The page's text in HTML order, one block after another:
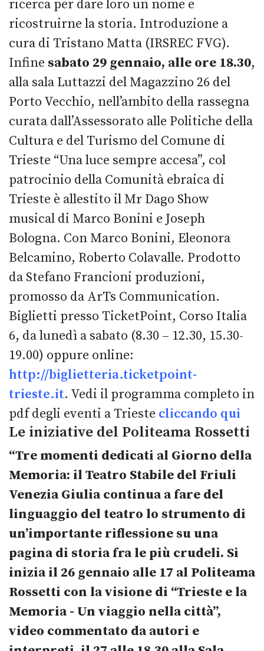
ricerca per dare loro un nome e
ricostruirne la storia. Introduzione a
cura di Tristano Matta (IRSREC FVG).
Infine sabato 29 gennaio, alle ore 18.30,
alla sala Luttazzi del Magazzino 26 del
Porto Vecchio, nell’ambito della rassegna
curata dall’Assessorato alle Politiche della
Cultura e del Turismo del Comune di
Trieste “Una luce sempre accesa”, col
patrocinio della Comunità ebraica di
Trieste è allestito il Mr Dago Show
musical di Marco Bonini e Joseph
Bologna. Con Marco Bonini, Eleonora
Belcamino, Roberto Colavalle. Prodotto
da Stefano Francioni produzioni,
promosso da ArTs Communication.
Biglietti presso TicketPoint, Corso Italia
6, da lunedì a sabato (8.30 – 12.30, 15.30-
19.00) oppure online:
http://biglietteria.ticketpoint-
trieste.it. Vedi il programma completo in
pdf degli eventi a Trieste cliccando qui
Le iniziative del Politeama Rossetti
“Tre momenti dedicati al Giorno della
Memoria: il Teatro Stabile del Friuli
Venezia Giulia continua a fare del
linguaggio del teatro lo strumento di
un’importante riflessione su una
pagina di storia fra le più crudeli. Si
inizia il 26 gennaio alle 17 al Politeama
Rossetti con la visione di “Trieste e la
Memoria - Un viaggio nella città”,
video commentato da autori e